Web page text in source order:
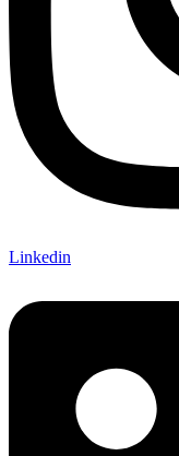
Linkedin